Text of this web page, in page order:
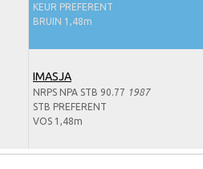
KEUR PREFERENT
BRUIN 1,48m
IMASJA
NRPS NPA STB 90.77 1987
STB PREFERENT
VOS 1,48m